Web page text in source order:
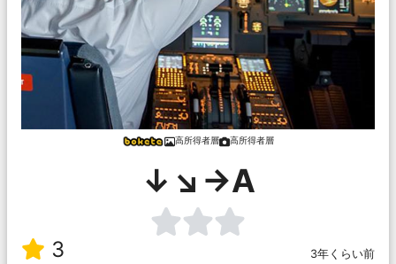
高所得者層 高所得者層
↓↘→A
3 3年くらい前